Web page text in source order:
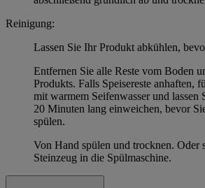
Reinigung:
Lassen Sie Ihr Produkt abkühlen,
Entfernen Sie alle Reste vom Boden
Produkts. Falls Speisereste anhaften,
mit warmem Seifenwasser und lassen
20 Minuten lang einweichen, bevor
spülen.
Von Hand spülen und trocknen. Oder
Steinzeug in die Spülmaschine.